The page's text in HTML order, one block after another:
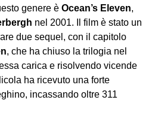
genere è Ocean’s Eleven,
nel 2001. Il film è stato un
due sequel, con il capitolo
, che ha chiuso la trilogia nel
carica e risolvendo vicende
ha ricevuto una forte
incassando oltre 311